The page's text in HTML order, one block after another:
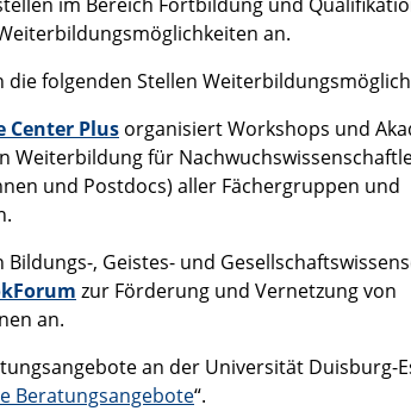
an.
die folgenden Stellen
Center Plus organisiert Workshops und
Weiterbildung für
und Postdocs) aller Fächergruppen und
Bildungs-, Geistes- und
zur Förderung und Vernetzung von
an.
an der Universität Duisburg-
Beratungsangebote“.